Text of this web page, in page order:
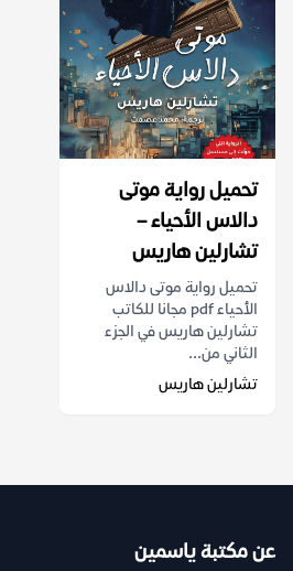
تحميل رواية موتى
دالاس الأحياء –
تشارلين هاريس
تحميل رواية موتى دالاس
الأحياء pdf مجانا للكاتب
تشارلين هاريس في الجزء
الثاني من...
تشارلين هاريس
عن مكتبة ياسمين